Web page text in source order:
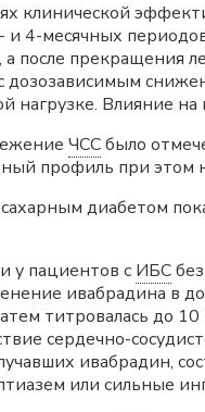
клинической
4-месячных
а после
дозозависимым
нагрузке. Влияние на
ЧССбыло
профиль при этом
диабетом
у пациентов с ИБС
ивабрадина в
титровалась до
сердечно-
ивабрадин,
или сильные